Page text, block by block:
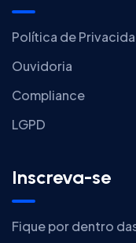
Política de
Ouvidoria
Compliance
LGPD
Inscreva-se
Fique por dentro